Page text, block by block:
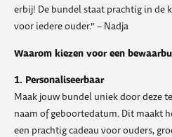
erbij! De bundel staat prachtig in de
voor iedere ouder.” – Nadja
Waarom kiezen voor een
1. Personaliseerbaar
Maak jouw bundel uniek door deze
naam of geboortedatum. Dit maakt
een prachtig cadeau voor ouders,